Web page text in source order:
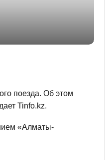
поезда. Об этом
Tinfo.kz.
«Алматы-